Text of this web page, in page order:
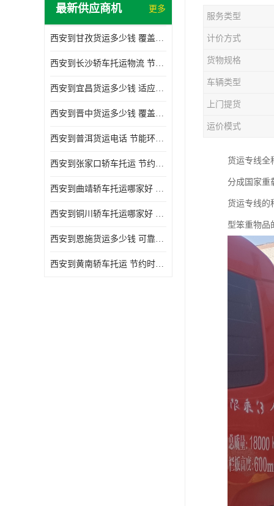
危险品运输
最新供应商机 更多
西安到甘孜货运多少钱 覆盖面广 降低运输成本
西安到长沙轿车托运物流 节约时间 为客户节省大量时间和能源
西安到宜昌货运多少钱 适应能力强 降低运输成本
西安到晋中货运多少钱 覆盖面广 一站式运输
西安到普洱货运电话 节能环保 灵活性高 持续性长
西安到张家口轿车托运 节约时间 随时查询车辆时实位置
西安到曲靖轿车托运哪家好 方便快捷 用户享受上门提送车辆
西安到铜川轿车托运哪家好 节约时间精力 在途运输一对一客服
西安到恩施货运多少钱 可靠性高 灵活性高 持续性长
西安到黄南轿车托运 节约时间 随时查询车辆时实位置
服务类型
计价方式
货物规格
车辆类型
上门提货
运价模式
货运专线全
分成国家重
货运专线的
型笨重物品